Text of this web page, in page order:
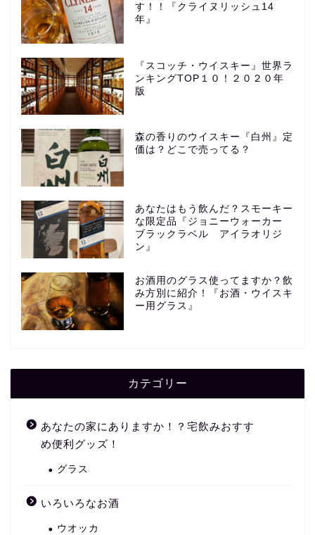
す！！『クライヌリッシュ14
年』
『スコッチ・ウイスキー』世界ラ
ンキングTOP１０！２０２０年
版
森の香りのウイスキー『白州』定
価は？どこで売ってる？
あなたはもう飲んだ？スモーキー
な限定品『ジョニーウォーカー
ブラックラベル アイラオリジ
ン』
お酒用のグラス使ってますか？飲
み方別に紹介！『お酒・ウイスキ
ー用グラス』
カテゴリー
あなたの家にありますか！？宅飲みおすす
め便利グッズ！
グラス
いろいろなお酒
ウオッカ